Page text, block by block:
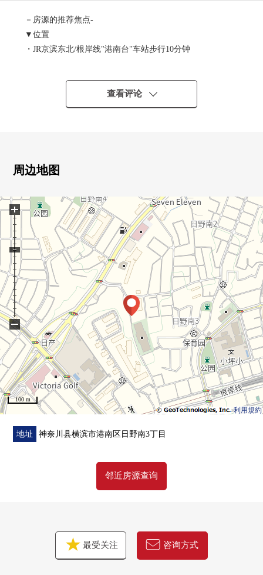
－房源的推荐焦点-
▼位置
・JR京滨东北/根岸线"港南台"车站步行10分钟
10分的间隔良好
▼Mansion的特徴
・光照、通风都良好的西南边角房
・LDK是约16.2张塌塌米和能舒适地舒畅的空间
・在约6.0张塌塌米西式房间，也可以与客餐厅的1具利用
・有超过6张塌塌米全居室，收纳，感觉清醒的整理的家
・容易把打扫换成的全室木地板式样
▼2026年3月室内翻新内容
[全部已换新]厨房，UB，盥洗台，厕所，门
[装修]全室地板，地板，层瓷砖换新
▼周边环境
・ropia港南台商店步行6分钟(约480m)
・横滨市立小坪小学步行6分钟(约430m)
■ 在找想要的家方面给予帮助的━━━━━・・・
房源的详细、需讨论是如有意向，请跟我们联系。
查看评论
周边地图
利用規約
100 m
+
−
地址 神奈川县横滨市港南区日野南3丁目
邻近房源查询
最受关注 咨询方式